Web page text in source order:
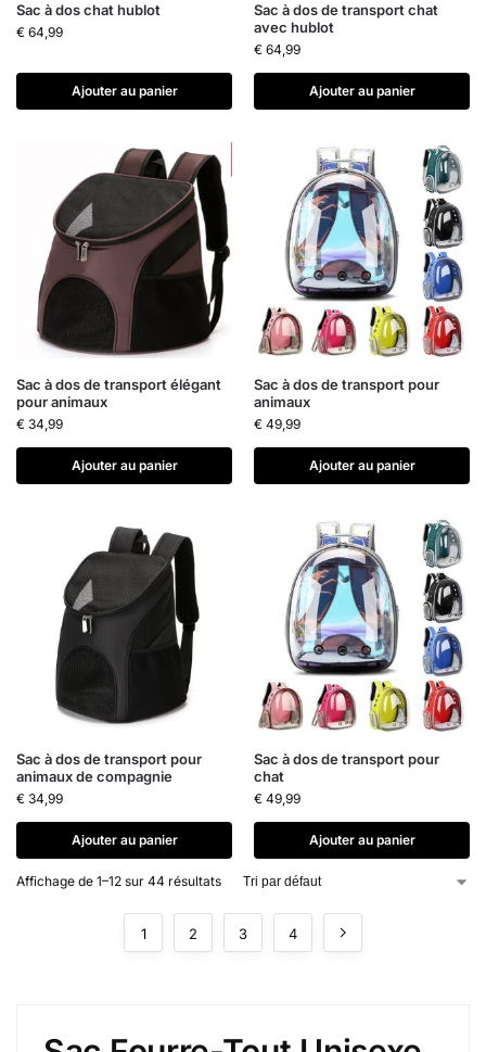
Sac à dos chat hublot
€ 64,99
Ajouter au panier
Sac à dos de transport chat
avec hublot
€ 64,99
Ajouter au panier
Sac à dos de transport élégant
pour animaux
€ 34,99
Ajouter au panier
Sac à dos de transport pour
animaux
€ 49,99
Ajouter au panier
Sac à dos de transport pour
animaux de compagnie
€ 34,99
Ajouter au panier
Sac à dos de transport pour
chat
€ 49,99
Ajouter au panier
Affichage de 1–12 sur 44 résultats
1 2 3 4